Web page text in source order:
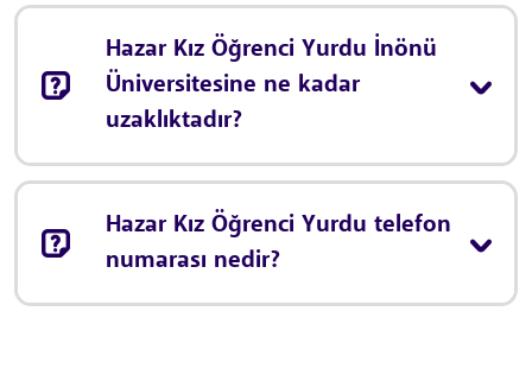
Hazar Kız Öğrenci Yurdu İnönü
Üniversitesine ne kadar
uzaklıktadır?
Hazar Kız Öğrenci Yurdu telefon
numarası nedir?